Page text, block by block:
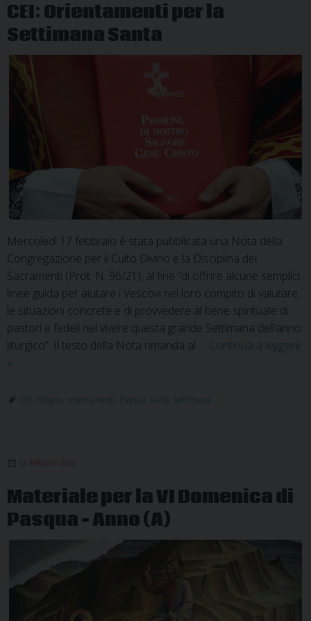
di
Pasqua
CEI: Orientamenti per la
Settimana Santa
Mercoledì 17 febbraio è stata pubblicata una Nota della
Congregazione per il Culto Divino e la Disciplina dei
Sacramenti (Prot. N. 96/21), al fine “di offrire alcune semplici
linee guida per aiutare i Vescovi nel loro compito di valutare
le situazioni concrete e di provvedere al bene spirituale di
pastori e fedeli nel vivere questa grande Settimana dell’anno
liturgico”. Il testo della Nota rimanda al … Continua a leggere
CEI:
per
»
CEI Foligno orientamenti Pasqua santa settimana
12 MAGGIO 2020
Materiale per la VI Domenica di
Pasqua – Anno (A)